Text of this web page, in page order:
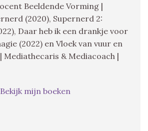
Beeldende Vorming |
(2020), Supernerd 2:
Daar heb ik een drankje voor
(2022) en Vloek van vuur en
Mediathecaris & Mediacoach |
Bekijk mijn boeken